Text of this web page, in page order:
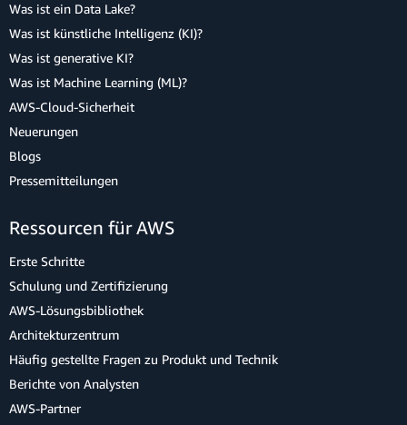
Was ist ein Data Lake?
Was ist künstliche Intelligenz (KI)?
Was ist generative KI?
Was ist Machine Learning (ML)?
AWS-Cloud-Sicherheit
Neuerungen
Blogs
Pressemitteilungen
Ressourcen für AWS
Erste Schritte
Schulung und Zertifizierung
AWS-Lösungsbibliothek
Architekturzentrum
Häufig gestellte Fragen zu Produkt und Technik
Berichte von Analysten
AWS-Partner